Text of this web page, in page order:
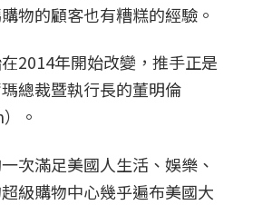
物的顧客也有糟糕的經驗。
2014年開始改變，推手正是
總裁暨執行長的董明倫
。
次滿足美國人生活、娛樂、
級購物中心幾乎遍布美國大